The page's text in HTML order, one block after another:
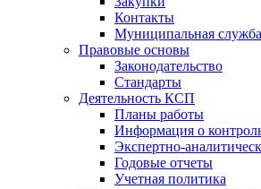
Контакты
Муниципальная служба
Правовые основы
Законодательство
Стандарты
Деятельность КСП
Планы работы
Информация о
Экспертно-
Годовые отчеты
Учетная политика